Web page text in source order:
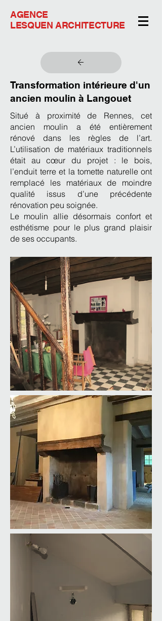
AGENCE
LESQUEN ARCHITECTURE
Transformation intérieure d'un
ancien moulin à Langouet
Situé à proximité de Rennes, cet
ancien moulin a été entièrement
rénové dans les règles de l’art.
L’utilisation de matériaux traditionnels
était au cœur du projet : le bois,
l’enduit terre et la tomette naturelle ont
remplacé les matériaux de moindre
qualité issus d’une précédente
rénovation peu soignée.
Le moulin allie désormais confort et
esthétisme pour le plus grand plaisir
de ses occupants.